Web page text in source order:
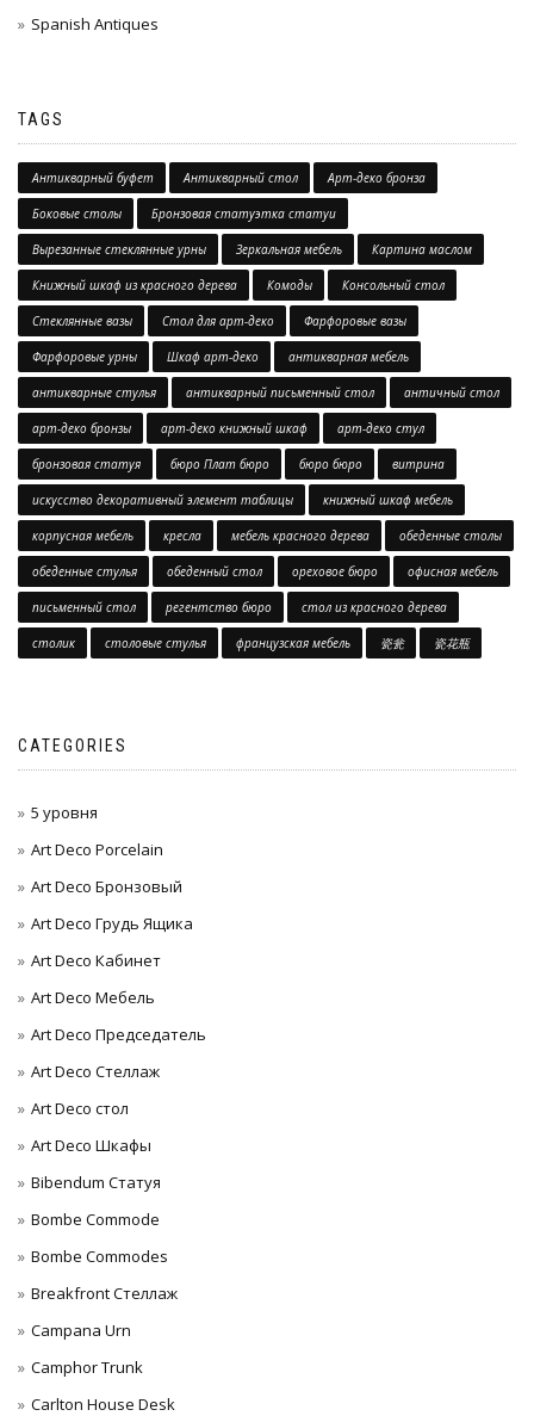
Spanish Antiques
TAGS
Антикварный буфет Антикварный стол Арт-деко бронза
Боковые столы Бронзовая статуэтка статуи
Вырезанные стеклянные урны Зеркальная мебель Картина маслом
Книжный шкаф из красного дерева Комоды Консольный стол
Стеклянные вазы Стол для арт-деко Фарфоровые вазы
Фарфоровые урны Шкаф арт-деко антикварная мебель
антикварные стулья антикварный письменный стол античный стол
арт-деко бронзы арт-деко книжный шкаф арт-деко стул
бронзовая статуя бюро Плат бюро бюро бюро витрина
искусство декоративный элемент таблицы книжный шкаф мебель
корпусная мебель кресла мебель красного дерева обеденные столы
обеденные стулья обеденный стол ореховое бюро офисная мебель
письменный стол регентство бюро стол из красного дерева
столик столовые стулья французская мебель 瓷瓮 瓷花瓶
CATEGORIES
5 уровня
Art Deco Porcelain
Art Deco Бронзовый
Art Deco Грудь Ящика
Art Deco Кабинет
Art Deco Мебель
Art Deco Председатель
Art Deco Стеллаж
Art Deco стол
Art Deco Шкафы
Bibendum Статуя
Bombe Commode
Bombe Commodes
Breakfront Стеллаж
Campana Urn
Camphor Trunk
Carlton House Desk